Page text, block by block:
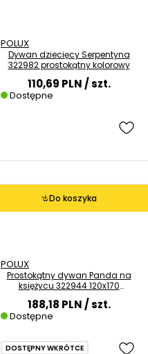
POLUX
Dywan dziecięcy Serpentyna
322982 prostokątny kolorowy
110,69 PLN/ szt.
Dostępne
Do koszyka
POLUX
Prostokątny dywan Panda na
księżycu 322944 120x170
kolorowy
188,18 PLN/ szt.
Dostępne
DOSTĘPNY WKRÓTCE